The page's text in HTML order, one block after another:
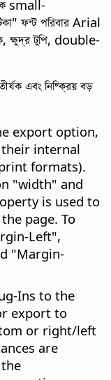
small-
ফন্ট পরিবার Arial
ক্ষুদ্র টুপি, double-
এবং নিষ্ক্রিয় বড়
export option,
internal
formats).
"width" and
is used to
page. To
Left",
"Margin-
Ins to the
export to
or right/left
are